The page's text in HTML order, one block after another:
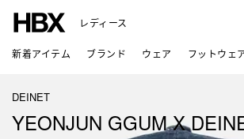
レディース
新着アイテム ブランド ウェア フットウェ
DEINET
YEONJUN GGUM X